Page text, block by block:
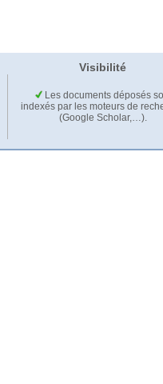
Visibilité
Les documents déposés
indexés par les moteurs de
(Google Scholar,…).